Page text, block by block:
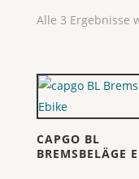
Alle 3 Ergebnisse
CAPGO BL
BREMSBELÄGE